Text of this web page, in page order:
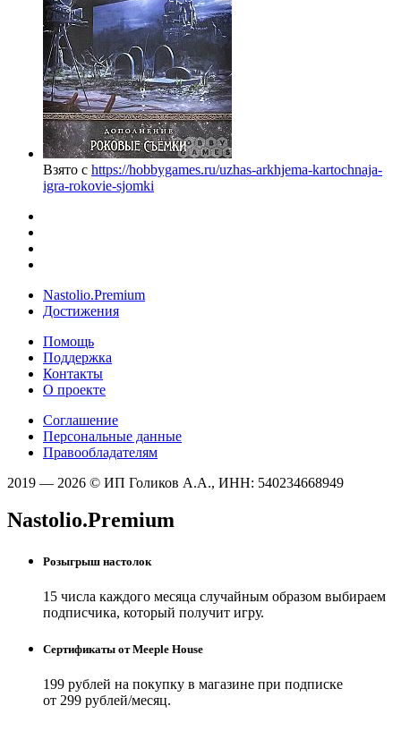
Взято с https://hobbygames.ru/uzhas-arkhjema-kartochnaja-
igra-rokovie-sjomki
Nastolio.Premium
Достижения
Помощь
Поддержка
Контакты
О проекте
Соглашение
Персональные данные
Правообладателям
2019 — 2026 © ИП Голиков А.А., ИНН: 540234668949
Nastolio.Premium
Розыгрыш настолок
15 числа каждого месяца случайным образом выбираем
подписчика, который получит игру.
Сертификаты от Meeple House
199 рублей на покупку в магазине при подписке
от 299 рублей/месяц.